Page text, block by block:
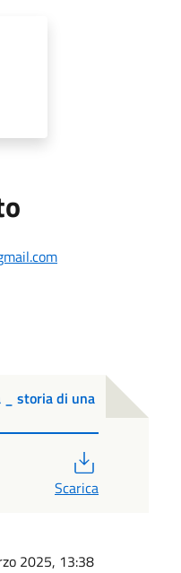
_ storia di una
Scarica
2025, 13:38